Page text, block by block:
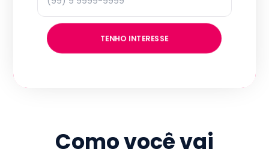
TENHO INTERESSE
Como você vai